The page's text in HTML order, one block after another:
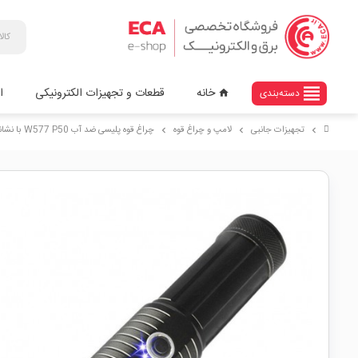
view_headline دسته‌بندی home خانه قطعات و تجهیزات الکترونیکی
chevron_right تجهیزات جانبی chevron_right لامپ و چراغ قوه chevron_right چراغ قوه پلیسی ضد آب W577 P50 با نشانگر باتری